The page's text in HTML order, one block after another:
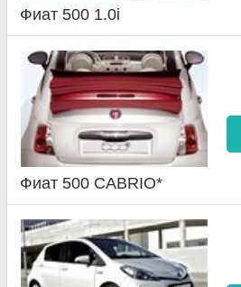
Фиат 500 1.0i
Фиат 500 CABRIO*